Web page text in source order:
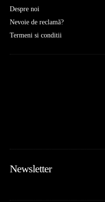
Despre noi
Nevoie de reclamă?
Termeni si conditii
Newsletter